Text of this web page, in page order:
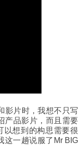
影片时，我想不只写
产品影片，而且需要
以想到的构思需要很
这一趟说服了Mr BIG